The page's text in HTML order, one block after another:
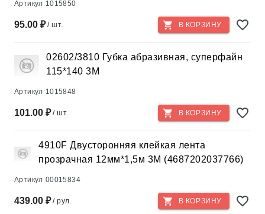
Артикул 1015850
95.00 ₽/ шт. В КОРЗИНУ
02602/3810 Губка абразивная, суперфайн
115*140 3М
Артикул 1015848
101.00 ₽/ шт. В КОРЗИНУ
4910F Двусторонняя клейкая лента
прозрачная 12мм*1,5м 3М (4687202037766)
Артикул 00015834
439.00 ₽/ рул. В КОРЗИНУ